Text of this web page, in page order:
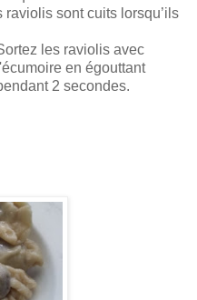
sont cuits lorsqu’ils
les raviolis avec
l'écumoire en égouttant
2 secondes.